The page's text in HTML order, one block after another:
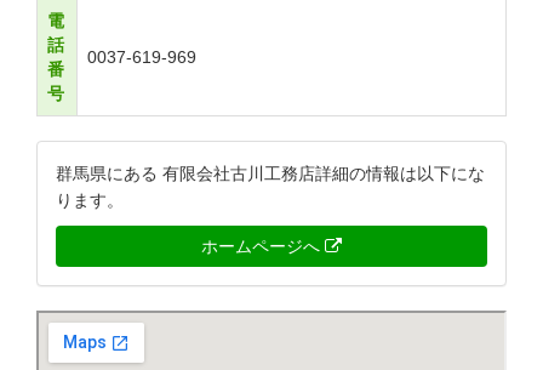
電
話
番
号
0037-619-969
群馬県にある 有限会社古川工務店詳細の情報は以下にな
ります。
ホームページへ